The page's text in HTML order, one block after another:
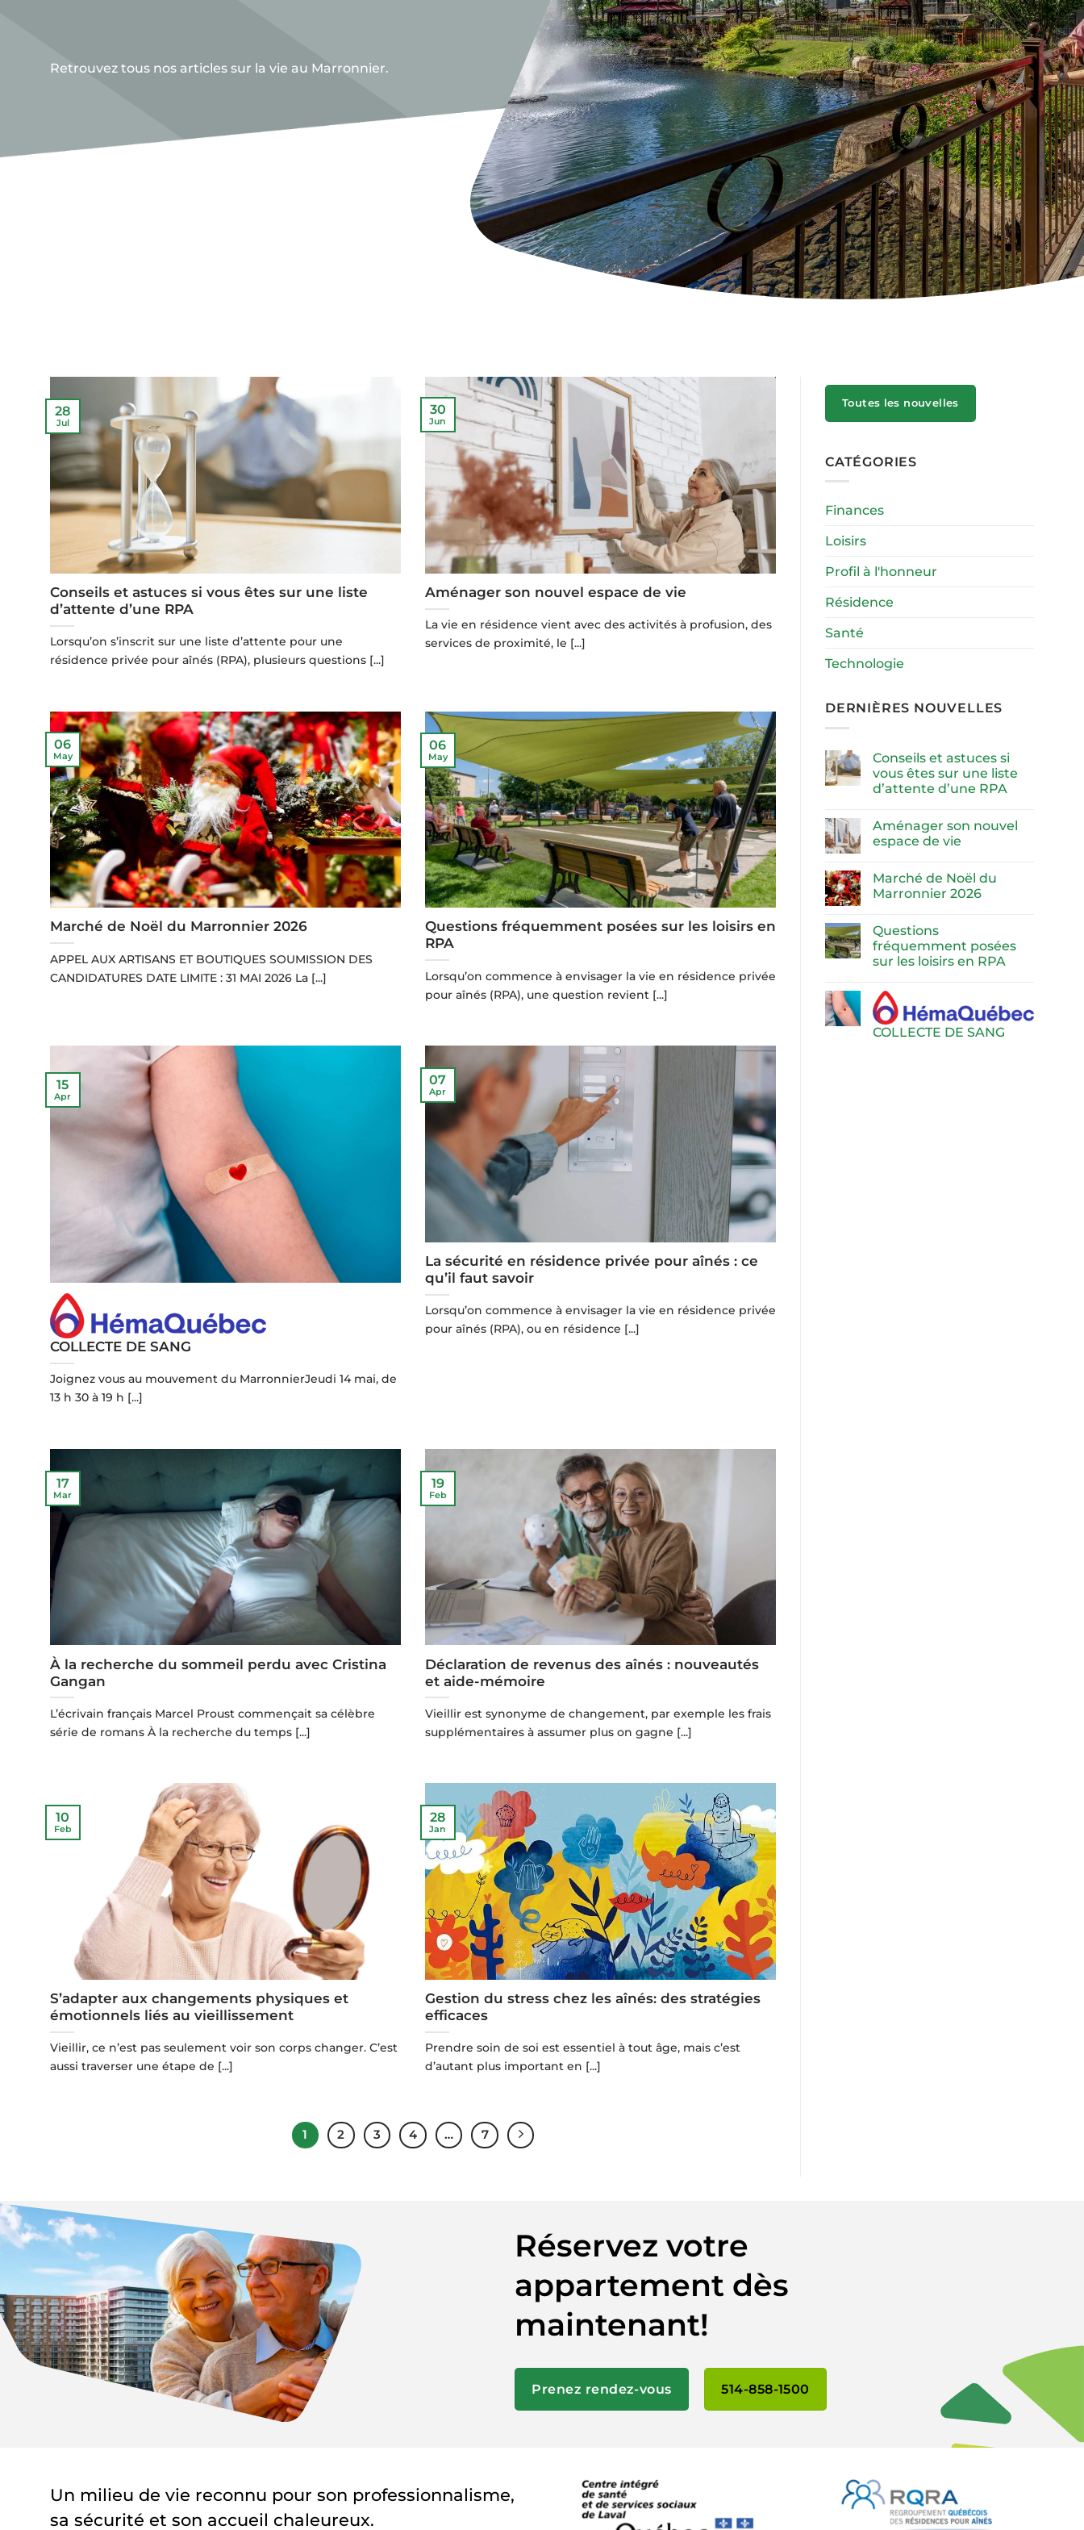
Retrouvez tous nos articles sur la vie au Marronnier.
Conseils et astuces si vous êtes sur une liste
d’attente d’une RPA
Lorsqu’on s’inscrit sur une liste d’attente pour une
résidence privée pour aînés (RPA), plusieurs questions [...]
28
Jul
Aménager son nouvel espace de vie
La vie en résidence vient avec des activités à profusion, des
services de proximité, le [...]
30
Jun
Marché de Noël du Marronnier 2026
APPEL AUX ARTISANS ET BOUTIQUES SOUMISSION DES
CANDIDATURES DATE LIMITE : 31 MAI 2026 La [...]
06
May
Questions fréquemment posées sur les loisirs en
RPA
Lorsqu’on commence à envisager la vie en résidence privée
pour aînés (RPA), une question revient [...]
06
May
COLLECTE DE SANG">
COLLECTE DE SANG
Joignez vous au mouvement du MarronnierJeudi 14 mai, de
13 h 30 à 19 h [...]
15
Apr
La sécurité en résidence privée pour aînés : ce
qu’il faut savoir
Lorsqu’on commence à envisager la vie en résidence privée
pour aînés (RPA), ou en résidence [...]
07
Apr
À la recherche du sommeil perdu avec Cristina
Gangan
L’écrivain français Marcel Proust commençait sa célèbre
série de romans À la recherche du temps [...]
17
Mar
Déclaration de revenus des aînés : nouveautés
et aide-mémoire
Vieillir est synonyme de changement, par exemple les frais
supplémentaires à assumer plus on gagne [...]
19
Feb
S’adapter aux changements physiques et
émotionnels liés au vieillissement
Vieillir, ce n’est pas seulement voir son corps changer. C’est
aussi traverser une étape de [...]
10
Feb
Gestion du stress chez les aînés: des stratégies
efficaces
Prendre soin de soi est essentiel à tout âge, mais c’est
d’autant plus important en [...]
28
Jan
1 2 3 4 … 7
Toutes les nouvelles
CATÉGORIES
Finances
Loisirs
Profil à l'honneur
Résidence
Santé
Technologie
DERNIÈRES NOUVELLES
Conseils et astuces si
vous êtes sur une liste
d’attente d’une RPA
Aménager son nouvel
espace de vie
Marché de Noël du
Marronnier 2026
Questions
fréquemment posées
sur les loisirs en RPA
COLLECTE DE SANG
Réservez votre
appartement dès
maintenant!
Prenez rendez-vous 514-858-1500
Un milieu de vie reconnu pour son professionnalisme,
sa sécurité et son accueil chaleureux.